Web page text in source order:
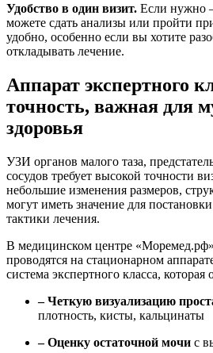
Удобство в один визит. Если нужно
можете сдать анализы или пройти
удобно, особенно если вы хотите
откладывать лечение.
Аппарат экспертного
точность, важная для
здоровья
УЗИ органов малого таза,
сосудов требует высокой точности
небольшие изменения размеров,
могут иметь значение для
тактики лечения.
В медицинском центре
проводятся на стационарном
система экспертного класса, которая
– Четкую визуализацию
плотность, кисты, кальцинаты
– Оценку остаточной мочи с